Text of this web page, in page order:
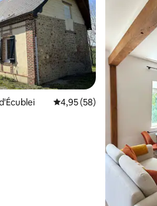
5 üzerinden ortalama
4,95 (58)